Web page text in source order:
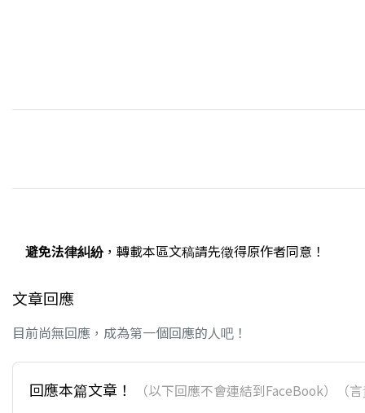
避免法律糾紛，轉載本區文稿請先徵得原作者同意！
文章回應
目前尚無回應，成為第一個回應的人吧！
回應本篇文章！ （以下回應不會連結到FaceBook）（